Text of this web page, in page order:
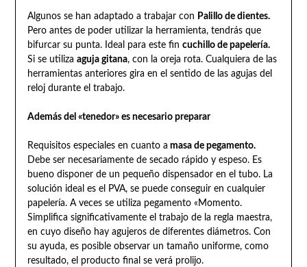
Algunos se han adaptado a trabajar con Palillo de dientes.
Pero antes de poder utilizar la herramienta, tendrás que
bifurcar su punta. Ideal para este fin cuchillo de papelería.
Si se utiliza aguja gitana, con la oreja rota. Cualquiera de las
herramientas anteriores gira en el sentido de las agujas del
reloj durante el trabajo.
Además del «tenedor» es necesario preparar
Requisitos especiales en cuanto a masa de pegamento.
Debe ser necesariamente de secado rápido y espeso. Es
bueno disponer de un pequeño dispensador en el tubo. La
solución ideal es el PVA, se puede conseguir en cualquier
papelería. A veces se utiliza pegamento «Momento.
Simplifica significativamente el trabajo de la regla maestra,
en cuyo diseño hay agujeros de diferentes diámetros. Con
su ayuda, es posible observar un tamaño uniforme, como
resultado, el producto final se verá prolijo.